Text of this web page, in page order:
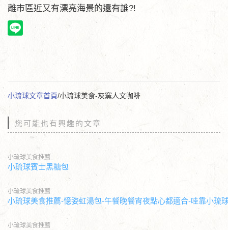
離市區近又有漂亮海景的還有誰?!
小琉球文章首頁/小琉球美食-灰窯人文咖啡
您可能也有興趣的文章
小琉球美食推薦
小琉球賓士黑糖包
小琉球美食推薦
小琉球美食推薦-憶姿虹湯包-午餐晚餐宵夜點心都適合-哇靠小琉
小琉球美食推薦